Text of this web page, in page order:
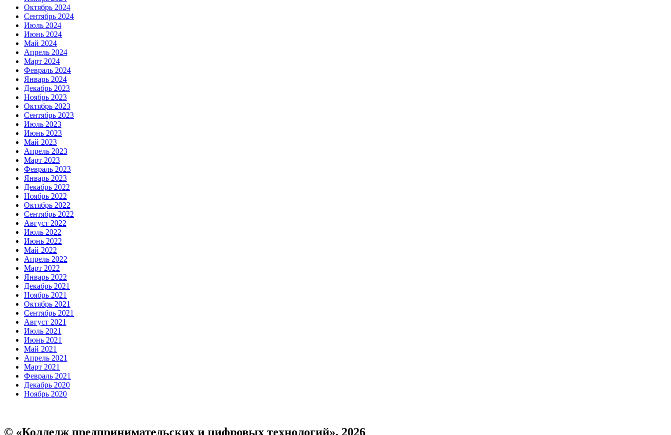
Октябрь 2024
Сентябрь 2024
Июль 2024
Июнь 2024
Май 2024
Апрель 2024
Март 2024
Февраль 2024
Январь 2024
Декабрь 2023
Ноябрь 2023
Октябрь 2023
Сентябрь 2023
Июль 2023
Июнь 2023
Май 2023
Апрель 2023
Март 2023
Февраль 2023
Январь 2023
Декабрь 2022
Ноябрь 2022
Октябрь 2022
Сентябрь 2022
Август 2022
Июль 2022
Июнь 2022
Май 2022
Апрель 2022
Март 2022
Январь 2022
Декабрь 2021
Ноябрь 2021
Октябрь 2021
Сентябрь 2021
Август 2021
Июль 2021
Июнь 2021
Май 2021
Апрель 2021
Март 2021
Февраль 2021
Декабрь 2020
Ноябрь 2020
© «Колледж предпринимательских и цифровых технологий», 2026